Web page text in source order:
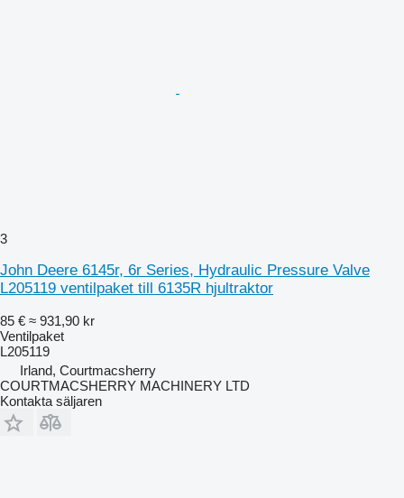
3
John Deere 6145r, 6r Series, Hydraulic Pressure Valve
L205119 ventilpaket till 6135R hjultraktor
85 € ≈ 931,90 kr
Ventilpaket
L205119
Irland, Courtmacsherry
COURTMACSHERRY MACHINERY LTD
Kontakta säljaren